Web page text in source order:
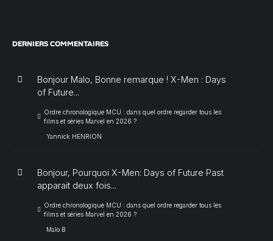
DERNIERS COMMENTAIRES
Bonjour Malo, Bonne remarque ! X-Men : Days
of Future...
Ordre chronologique MCU : dans quel ordre regarder tous les
films et séries Marvel en 2026 ?
Yannick HENRION
Bonjour, Pourquoi X-Men: Days of Future Past
apparait deux fois...
Ordre chronologique MCU : dans quel ordre regarder tous les
films et séries Marvel en 2026 ?
Malo B